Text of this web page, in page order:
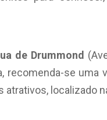
de Drummond
recomenda-se uma
atrativos, localizado